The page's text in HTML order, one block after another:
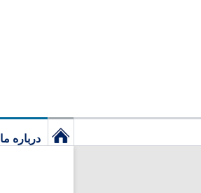
درباره ما